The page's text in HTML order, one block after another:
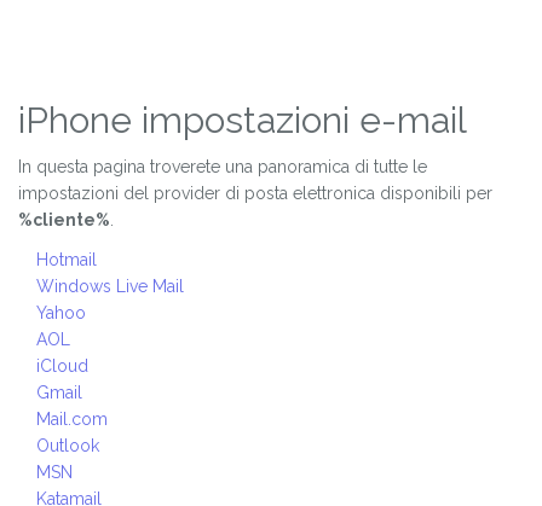
iPhone impostazioni e-mail
In questa pagina troverete una panoramica di tutte le
impostazioni del provider di posta elettronica disponibili per
%cliente%
Hotmail
Windows Live Mail
Yahoo
AOL
iCloud
Gmail
Mail.com
Outlook
MSN
Katamail